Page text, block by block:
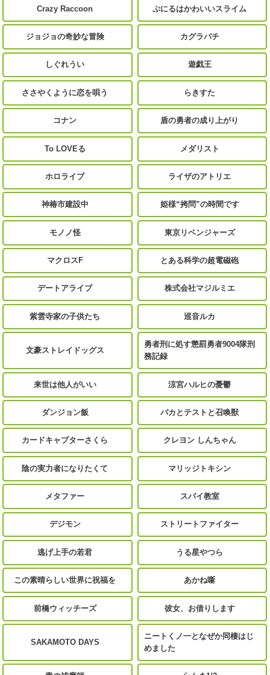
Crazy Raccoon ぷにるはかわいいスライム
ジョジョの奇妙な冒険 カグラバチ
しぐれうい 遊戯王
ささやくように恋を唄う らきすた
コナン 盾の勇者の成り上がり
To LOVEる メダリスト
ホロライブ ライザのアトリエ
神椿市建設中 姫様“拷問”の時間です
モノノ怪 東京リベンジャーズ
マクロスF とある科学の超電磁砲
デートアライブ 株式会社マジルミエ
紫雲寺家の子供たち 巡音ルカ
文豪ストレイドッグス
勇者刑に処す懲罰勇者9004隊刑
務記録
来世は他人がいい 涼宮ハルヒの憂鬱
ダンジョン飯 バカとテストと召喚獣
カードキャプターさくら クレヨン しんちゃん
陰の実力者になりたくて マリッジトキシン
メタファー スパイ教室
デジモン ストリートファイター
逃げ上手の若君 うる星やつら
この素晴らしい世界に祝福を あかね噺
前橋ウィッチーズ 彼女、お借りします
SAKAMOTO DAYS
ニートくノ一となぜか同棲はじ
めました